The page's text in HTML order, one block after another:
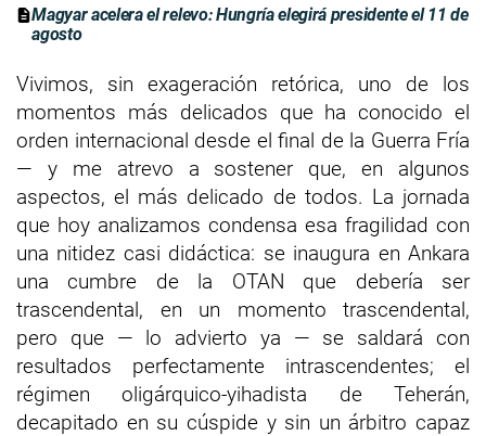
Magyar acelera el relevo: Hungría elegirá presidente el 11 de
agosto
Vivimos, sin exageración retórica, uno de los
momentos más delicados que ha conocido el
orden internacional desde el final de la Guerra Fría
— y me atrevo a sostener que, en algunos
aspectos, el más delicado de todos. La jornada
que hoy analizamos condensa esa fragilidad con
una nitidez casi didáctica: se inaugura en Ankara
una cumbre de la OTAN que debería ser
trascendental, en un momento trascendental,
pero que — lo advierto ya — se saldará con
resultados perfectamente intrascendentes; el
régimen oligárquico-yihadista de Teherán,
decapitado en su cúspide y sin un árbitro capaz